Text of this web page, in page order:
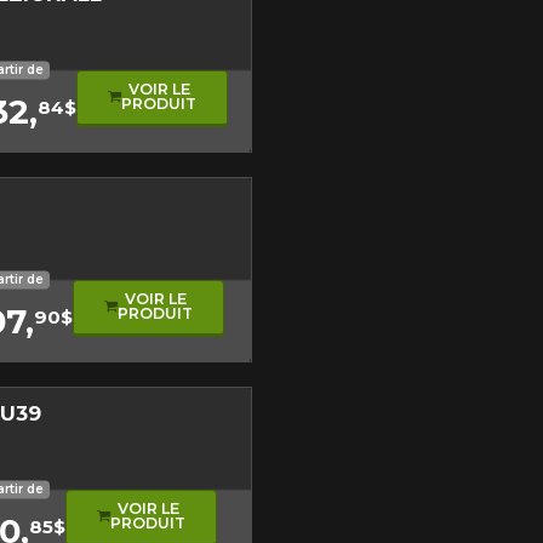
directionnel
de
84$
VOIR LE
PRODUIT
asymétrique
de
90$
VOIR LE
PRODUIT
directionnel
performance
de l'équipe
de
85$
VOIR LE
PRODUIT
Close
disponible en ligne
pas à contacter notre
de l'information sur votre